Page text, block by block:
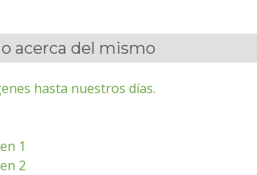
acerca del mismo
hasta nuestros días.
1
2